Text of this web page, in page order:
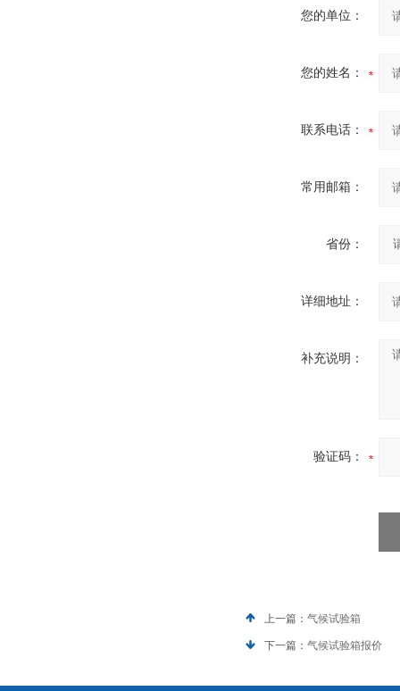
您的单位：
您的姓名：
联系电话：
常用邮箱：
省份：
详细地址：
补充说明：
验证码：
上一篇： 气候试验箱
下一篇： 气候试验箱报价